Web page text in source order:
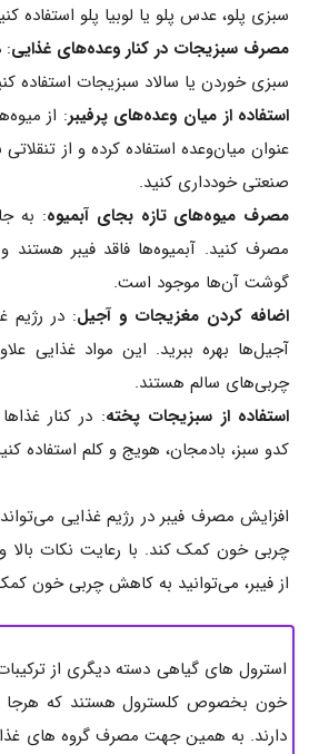
سبزی پلو، عدس پلو یا لوبیا پلو استفاده
مصرف سبزیجات در کنار وعده‌های غذایی:
سبزی خوردن یا سالاد سبزیجات استفاده
استفاده از میان‌ وعده‌های پرفیبر: از
عنوان میان‌وعده استفاده کرده و از
صنعتی خودداری کنید.
مصرف میوه‌های تازه بجای آبمیوه: به
مصرف کنید. آبمیوه‌ها فاقد فیبر هستند
گوشت آن‌ها موجود است.
اضافه کردن مغزیجات و آجیل: در رژیم
آجیل‌ها بهره ببرید. این مواد غذایی
چربی‌های سالم هستند.
استفاده از سبزیجات پخته: در کنار
کدو سبز، بادمجان، هویج و کلم استفاده
افزایش مصرف فیبر در رژیم غذایی
چربی خون کمک کند. با رعایت نکات بالا
از فیبر، می‌توانید به کاهش چربی خون
استرول های گیاهی دسته دیگری از
خون بخصوص کلسترول هستند که هرجا
دارند. به همین جهت مصرف گروه های